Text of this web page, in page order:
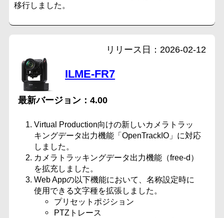
移行しました。
ILME-FR7
4.00
2026-02-12
Virtual Production向けの新しいカメラトラッ
キングデータ出力機能「OpenTrackIO」に対応
しました。
カメラトラッキングデータ出力機能（free-d）
を拡充しました。
Web Appの以下機能において、名称設定時に
使用できる文字種を拡張しました。
プリセットポジション
PTZトレース